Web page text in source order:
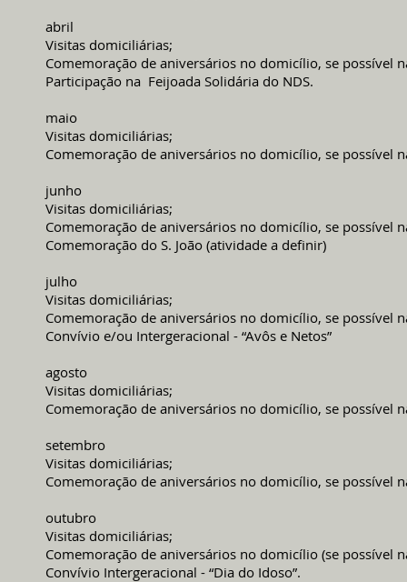
abril
Visitas domiciliárias;
Comemoração de aniversários no domicílio, se possível
Participação na Feijoada Solidária do NDS.
maio
Visitas domiciliárias;
Comemoração de aniversários no domicílio, se possível
junho
Visitas domiciliárias;
Comemoração de aniversários no domicílio, se possível
Comemoração do S. João (atividade a definir)
julho
Visitas domiciliárias;
Comemoração de aniversários no domicílio, se possível
Convívio e/ou Intergeracional - “Avôs e Netos”
agosto
Visitas domiciliárias;
Comemoração de aniversários no domicílio, se possível
setembro
Visitas domiciliárias;
Comemoração de aniversários no domicílio, se possível
outubro
Visitas domiciliárias;
Comemoração de aniversários no domicílio (se possível
Convívio Intergeracional - “Dia do Idoso”.